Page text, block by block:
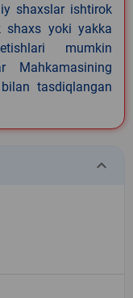
shaxslar ishtirok
shaxs yoki yakka
mumkin
Mahkamasining
tasdiqlangan
keyboard_arrow_down